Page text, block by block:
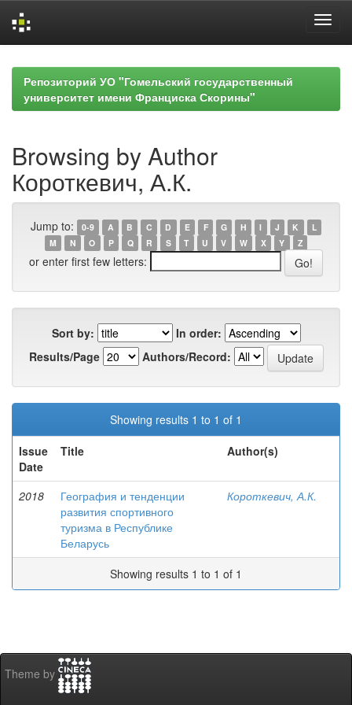
navigationРепозиторий УО "Гомельский государственный
университет имени Франциска Скорины"
Browsing by Author
Короткевич, А.К.
Jump to: 0-9 A B C D E F G H I J K
L
M
N O P Q R S T U V W X Y Z
or enter first few letters:
Sort by:
In order:
Results/Page
Authors/Record:
Showing results 1 to 1 of 1
Issue
Date
Title Author(s)
2018
География и тенденции
развития спортивного
туризма в Республике
Беларусь
Короткевич, А.К.
Showing results 1 to 1 of 1
Theme by